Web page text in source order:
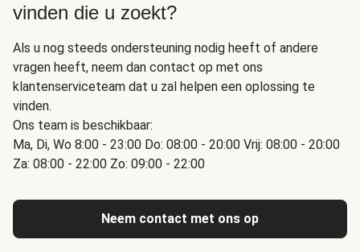
vinden die u zoekt?
Als u nog steeds ondersteuning nodig heeft of andere
vragen heeft, neem dan contact op met ons
klantenserviceteam dat u zal helpen een oplossing te
vinden.
Ons team is beschikbaar:
Ma, Di, Wo 8:00 - 23:00 Do: 08:00 - 20:00 Vrij: 08:00 - 20:00
Za: 08:00 - 22:00 Zo: 09:00 - 22:00
Neem contact met ons op